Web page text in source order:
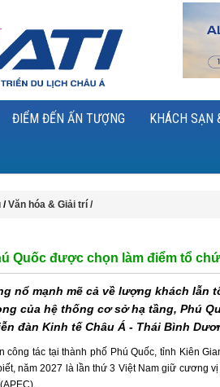
ĐIỂM ĐẾN ẤN TƯỢNG KHÁCH SẠN
/Văn hóa & Giải trí /
Quốc được chọn làm điểm tổ
nổ mạnh mẽ cả về lượng khách lẫn
của hệ thống cơ sở hạ tầng, Phú
đàn Kinh tế Châu Á - Thái Bình
công tác tại thành phố Phú Quốc, tỉnh Kiên
năm 2027 là lần thứ 3 Việt Nam giữ cương